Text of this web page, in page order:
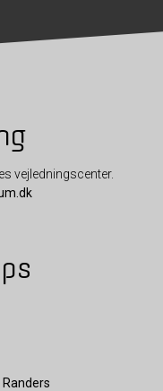
vejledningscenter.